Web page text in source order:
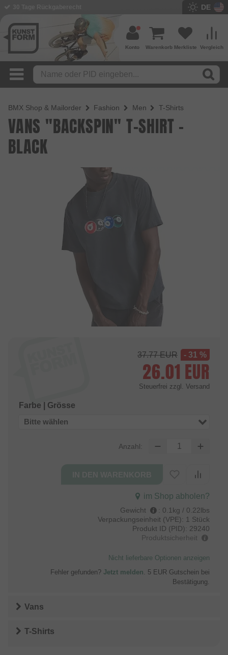
DE
Vergleich
Merkliste
Warenkorb
Konto
BMX Shop & Mailorder Fashion Men T-Shirts
VANS "BACKSPIN" T-SHIRT -
BLACK
37.77EUR - 31 %
26.01 EUR
Steuerfrei zzgl. Versand
Farbe | Grösse
Bitte wählen
Anzahl:
im Shop abholen?
Gewicht : 0.1kg / 0.22lbs
Verpackungseinheit (VPE): 1 Stück
Produkt ID (PID): 29240
Produktsicherheit
Nicht lieferbare Optionen anzeigen
Fehler gefunden? Jetzt melden. 5 EUR Gutschein bei
Bestätigung.
Vans
T-Shirts